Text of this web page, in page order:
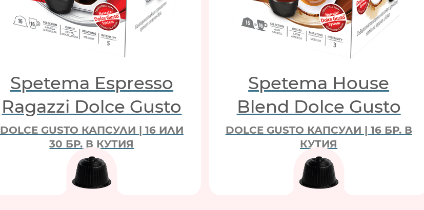
Spetema Espresso
Ragazzi Dolce Gusto
DOLCE GUSTO КАПСУЛИ | 16 ИЛИ
30 БР. В КУТИЯ
Spetema House
Blend Dolce Gusto
DOLCE GUSTO КАПСУЛИ | 16 БР. В
КУТИЯ